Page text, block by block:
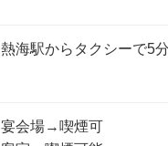
熱海駅からタクシーで5
宴会場→喫煙可